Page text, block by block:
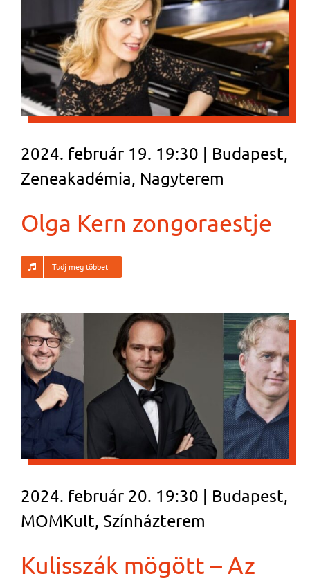
2024. február 19. 19:30 | Budapest,
Zeneakadémia, Nagyterem
Olga Kern zongoraestje
Tudj meg többet
2024. február 20. 19:30 | Budapest,
MOMKult, Színházterem
Kulisszák mögött – Az